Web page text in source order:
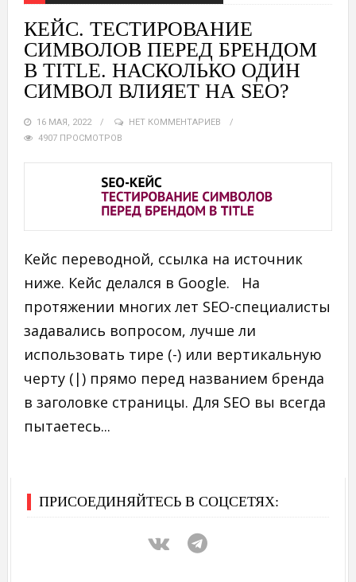
КЕЙС. ТЕСТИРОВАНИЕ
СИМВОЛОВ ПЕРЕД БРЕНДОМ
В TITLE. НАСКОЛЬКО ОДИН
СИМВОЛ ВЛИЯЕТ НА SEO?
16 МАЯ, 2022
НЕТ КОММЕНТАРИЕВ
4907 ПРОСМОТРОВ
Кейс переводной, ссылка на источник
ниже. Кейс делался в Google. На
протяжении многих лет SEO-специалисты
задавались вопросом, лучше ли
использовать тире (-) или вертикальную
черту (|) прямо перед названием бренда
в заголовке страницы. Для SEO вы всегда
пытаетесь...
ПРИСОЕДИНЯЙТЕСЬ В СОЦСЕТЯХ: